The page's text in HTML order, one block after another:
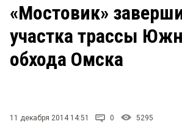
ЗАКОН
НОВОСТИ КОМПАНИЙ Блоги
«Мостовик»
участка трассы
обхода Омска
11 декабря 2014 14:51 0 5295